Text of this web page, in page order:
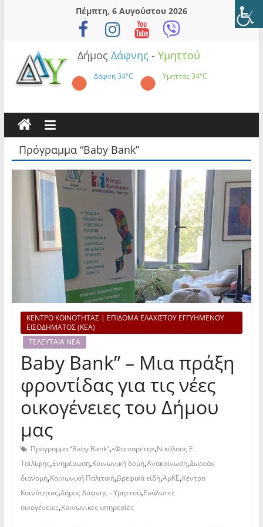
Πέμπτη, 6 Αυγούστου 2026
Δήμος Δάφνης - Υμηττού
Δάφνη34°C Υμηττός34°C
Πρόγραμμα “Baby Bank”
ΚΕΝΤΡΟ ΚΟΙΝΟΤΗΤΑΣ | ΕΠΙΔΟΜΑ ΕΛΑΧΙΣΤΟΥ ΕΓΓΥΗΜΕΝΟΥ
ΕΙΣΟΔΗΜΑΤΟΣ (ΚΕΑ)
ΤΕΛΕΥΤΑΙΑ ΝΕΑ
Baby Bank” – Μια πράξη
φροντίδας για τις νέες
οικογένειες του Δήμου
μας
Πρόγραμμα “Baby Bank”,«Φαιναρέτη»,Νικόλαος Ε.
Τσιλίφης,Ενημέρωση,Κοινωνική δομή,Ανακοίνωση,Δωρεάν
διανομή,Κοινωνική Πολιτική,βρεφικά είδη,ΑμΚΕ,Κέντρο
Κοινότητας,Δήμος Δάφνης - Υμηττού,Ευάλωτες
οικογένειες,Κοινωνικές υπηρεσίες